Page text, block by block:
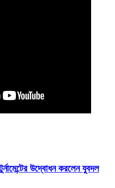
উদ্বোধন করলেন যুবদল